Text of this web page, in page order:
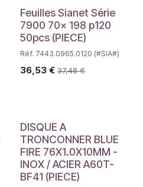
Feuilles Sianet Série
7900 70x 198 p120
50pcs (PIECE)
Réf. 7443.0965.0120 (#SIA#)
36,53€ 37,48€
DISQUE A
TRONCONNER BLUE
FIRE 76X1.0X10MM -
INOX / ACIER A60T-
BF41 (PIECE)